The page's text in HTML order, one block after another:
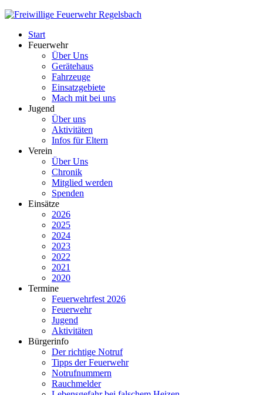
Start
Feuerwehr
Über Uns
Gerätehaus
Fahrzeuge
Einsatzgebiete
Mach mit bei uns
Jugend
Über uns
Aktivitäten
Infos für Eltern
Verein
Über Uns
Chronik
Mitglied werden
Spenden
Einsätze
2026
2025
2024
2023
2022
2021
2020
Termine
Feuerwehrfest 2026
Feuerwehr
Jugend
Aktivitäten
Bürgerinfo
Der richtige Notruf
Tipps der Feuerwehr
Notrufnummern
Rauchmelder